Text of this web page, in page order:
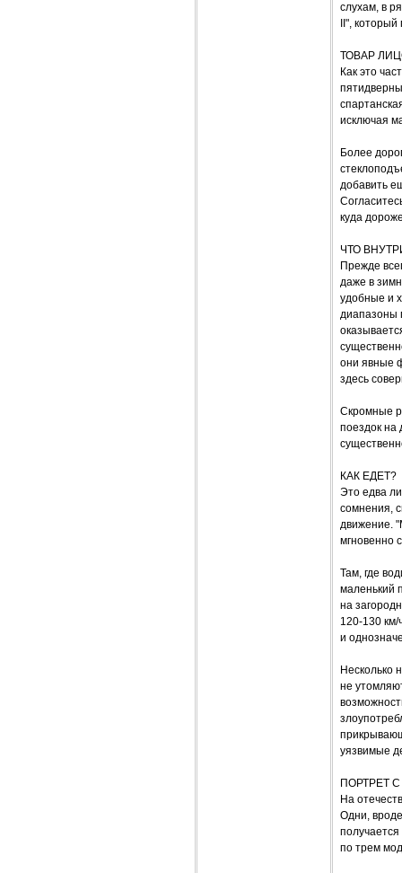
слухам, в
II",
ТОВАР
Как это
исключая
Более
добавить
куда
ЧТО
Прежде
даже в
удобные и
диапазоны
они явные
здесь
Скромные
поездок на
КАК ЕДЕТ?
Это едва
сомнения,
движение.
мгновенно
Там, где
маленький
на
120-130
и
Несколько
не
уязвимые
ПОРТРЕТ
На
Одни,
по трем